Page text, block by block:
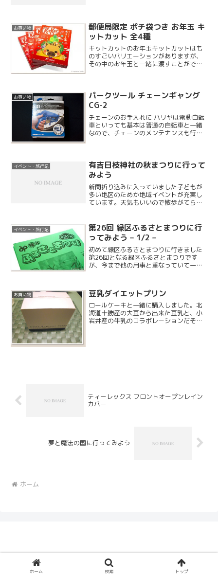
の加湿器を増...
お買い物
郵便局限定 ポチ袋つき お年玉 キ
ットカット 全4種
キットカットのお年玉キットカットはも
のすごいバリエーションがありますが、
その中のお年玉と一緒に渡すことができ
験生御用達のお菓子とい...
お買い物
パークツール チェーンギャング
CG-2
チェーンのお手入れに ハリヤは電動自転
車といっても基本は普通の自転車と一緒
なので、チェーンのメンテナンスも行う
にしました。
イベント・旅行記
有吉日枝神社の秋まつりに行って
みよう
新聞折り込みに入っていました子どもが
多い地区のためか地域イベントが充実し
ています。天気もいいので散歩がてら行
ているようです。
イベント・旅行記
第26回 緑区ふるさとまつりに行
ってみよう – 1/2 –
初めて緑区ふるさとまつりに行きました
第26回となる緑区ふるさとまつりです
が、今まで他の用事と重なっていて一度
ことになりましたが、上の子は友達と遊
ぶということで不参加とな...
お買い物 豆乳ダイエットプリン
ロールケーキと一緒に購入しました。北
海道十勝産の大豆から出来た豆乳と、小
岩井産の牛乳のコラボレーションだそう
ティーレックス フロントオープンレイン
カバー
夢と魔法の国に行ってみよう
ホーム
© 2005 Ceruberus Husky.
ホーム 検索 トップ